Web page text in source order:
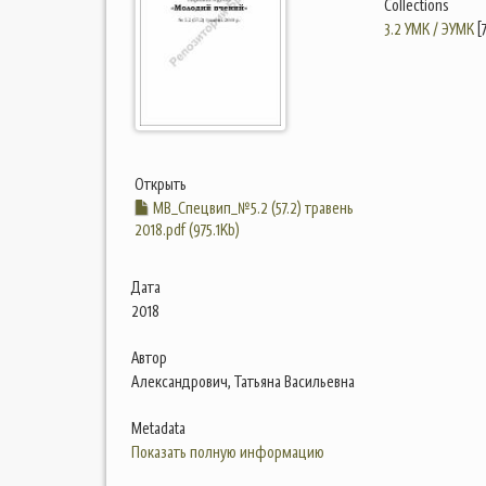
Открыть
МВ_Спецвип_№5.2 (57.2) травень
2018.pdf (975.1Kb)
Дата
2018
Автор
Александрович, Татьяна Васильевна
Metadata
Показать полную информацию
Collections
3.2 УМК / ЭУМК